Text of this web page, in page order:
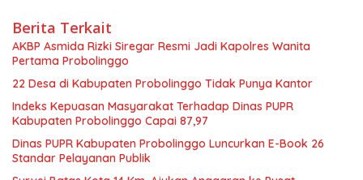
Berita Terkait
AKBP Asmida Rizki Siregar Resmi Jadi Kapolres Wanita
Pertama Probolinggo
22 Desa di Kabupaten Probolinggo Tidak Punya Kantor
Indeks Kepuasan Masyarakat Terhadap Dinas PUPR
Kabupaten Probolinggo Capai 87,97
Dinas PUPR Kabupaten Probolinggo Luncurkan E-Book 26
Standar Pelayanan Publik